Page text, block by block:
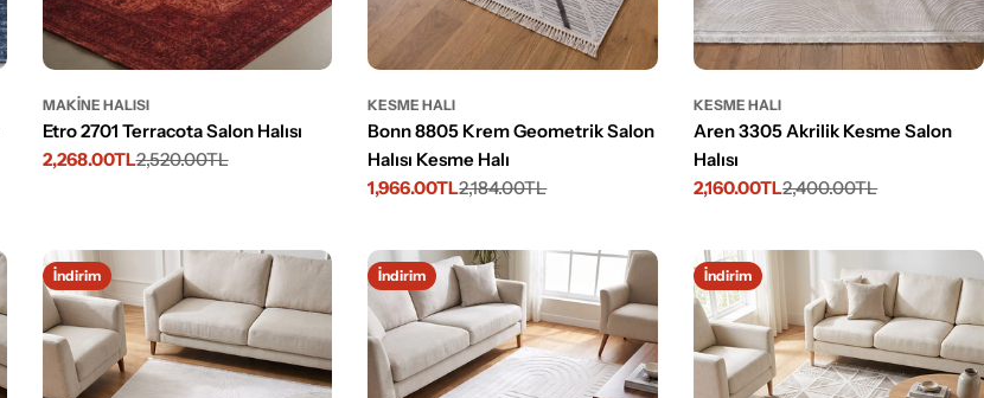
MAKINE HALISI
Etro 2701 Terracota Salon Halısı
İndirimli
2,268.00TL
Normal
2,520.00TL
KESME HALI
Bonn 8805 Krem Geometrik Salon
Halısı Kesme Halı
İndirimli
1,966.00TL
Normal
2,184.00TL
KESME HALI
Aren 3305 Akrilik Kesme Salon
Halısı
İndirimli
2,160.00TL
Normal
2,400.00TL
İndirim İndirim İndirim